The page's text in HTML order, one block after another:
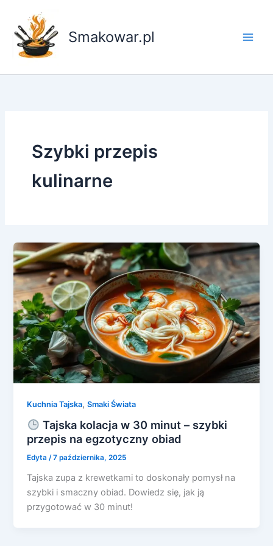
treści
Smakowar.pl
Szybki przepis
kulinarne
Kuchnia Tajska,Smaki Świata
Tajska kolacja w 30 minut – szybki
przepis na egzotyczny obiad
Edyta/7 października, 2025
Tajska zupa z krewetkami to doskonały pomysł na
szybki i smaczny obiad. Dowiedz się, jak ją
przygotować w 30 minut!